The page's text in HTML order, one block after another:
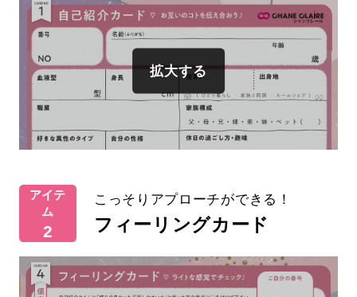
アイテ
ム
2
こっそりアプローチができる！
フィーリングカード